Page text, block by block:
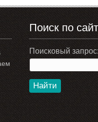
Поиск по
Поисковый
Найти